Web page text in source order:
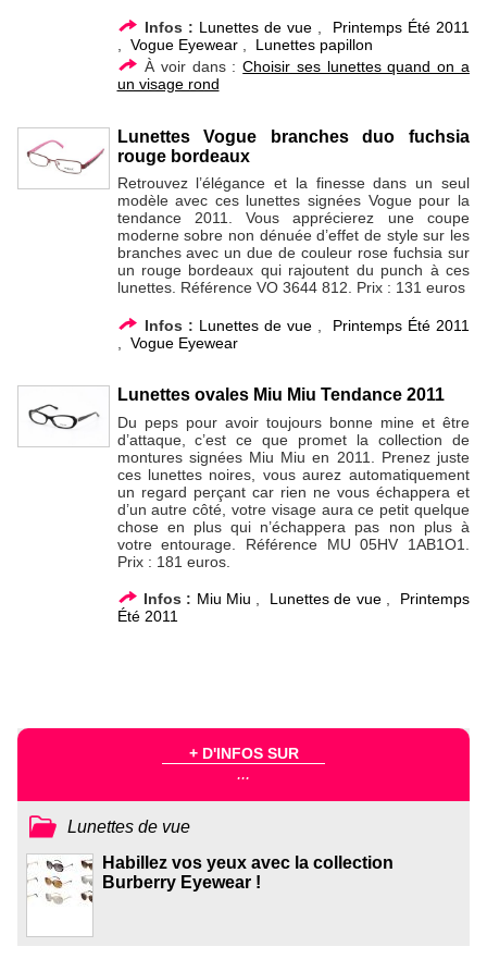
Infos : Lunettes de vue, Printemps Été 2011
, Vogue Eyewear, Lunettes papillon
À voir dans :Choisir ses lunettes quand on a
un visage rond
Lunettes Vogue branches duo fuchsia
rouge bordeaux
Retrouvez l’élégance et la finesse dans un seul
modèle avec ces lunettes signées Vogue pour la
tendance 2011. Vous apprécierez une coupe
moderne sobre non dénuée d’effet de style sur les
branches avec un due de couleur rose fuchsia sur
un rouge bordeaux qui rajoutent du punch à ces
lunettes. Référence VO 3644 812. Prix : 131 euros
Infos : Lunettes de vue, Printemps Été 2011
Vogue Eyewear
Lunettes ovales Miu Miu Tendance 2011
Du peps pour avoir toujours bonne mine et être
d’attaque, c’est ce que promet la collection de
montures signées Miu Miu en 2011. Prenez juste
ces lunettes noires, vous aurez automatiquement
un regard perçant car rien ne vous échappera et
d’un autre côté, votre visage aura ce petit quelque
chose en plus qui n’échappera pas non plus à
votre entourage. Référence MU 05HV 1AB1O1.
Prix : 181 euros.
Infos : Miu Miu , Lunettes de vue, Printemps
Été 2011
+ D'INFOS SUR
...
Lunettes de vue
Habillez vos yeux avec la collection
Burberry Eyewear !